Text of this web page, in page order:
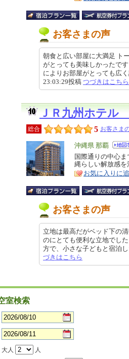
お客さまの声
朝食と広い部屋に大満足 ト
がとっても美味しかったで
によりお部屋がとっても広
23:03:29投稿 つづきはこちら
ＪＲ九州ホテル
総合 5 お客さま
エ
リ
ア
沖縄県 那覇
特
徴
国際通りの中心
縄らしい解放感を
お気に入りに
お客さまの声
立地は最高だがベッド下の
のにとても便利な立地でし
方で、小さな子どもと宿泊
づきはこちら
室検索
大人
人